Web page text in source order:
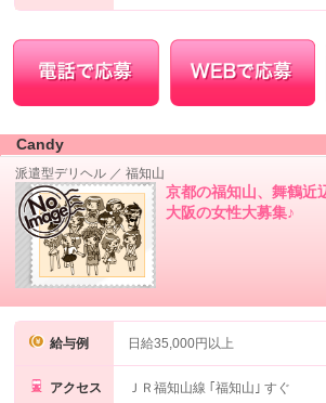
Candy
派遣型デリヘル ／福知山
京都の福知山、舞鶴近
大阪の女性大募集♪
給与例 日給35,000円以上
アクセス ＪＲ福知山線 ｢福知山｣ すぐ